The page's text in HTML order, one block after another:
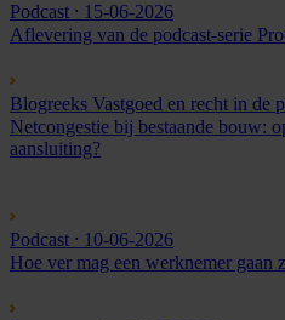
Podcast ⸱ 15-06-2026
Aflevering van de podcast-serie
Blogreeks Vastgoed en recht in de
Netcongestie bij bestaande bouw:
aansluiting?
Podcast ⸱ 10-06-2026
Hoe ver mag een werknemer gaan